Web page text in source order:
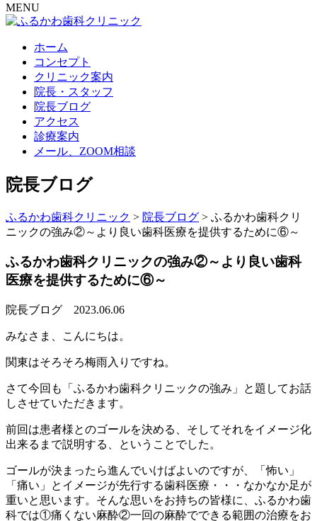
MENU
ホーム
コンセプト
クリニック案内
院長・スタッフ
院長ブログ
アクセス
診療案内
メール、ZOOM相談
院長ブログ
ふるかわ歯科クリニック > 院長ブログ > ふるかわ歯科クリ
ニックの強み②～より良い歯科医療を提供するために⑥～
ふるかわ歯科クリニックの強み②～より良い歯科
医療を提供するために⑥～
院長ブログ 2023.06.06
みなさま、こんにちは。
関東はそろそろ梅雨入りですね。
さて今回も「ふるかわ歯科クリニックの強み」と題してお話
しさせていただきます。
前回は患者様とのゴールを決める、そしてそれをイメージ化
出来るまで説明する、ということでした。
ゴールが決まったら進んでいけばよいのですが、「怖い」
「痛い」とイメージが先行する歯科医療・・・なかなか足が
重いと思います。そんな思いをお持ちの皆様に、ふるかわ歯
科では①痛くない麻酔②一回の麻酔でできる範囲の治療をお